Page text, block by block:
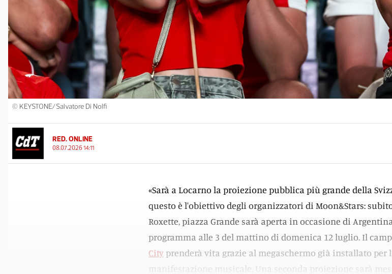
© KEYSTONE/Salvatore Di Nolfi
RED. ONLINE
08.07.2026 14:11
«Sarà a Locarno la proiezione pubblica più grande della
questo è l'obiettivo degli organizzatori di Moon&Stars:
Roxette, piazza Grande sarà aperta in occasione di
programma alle 3 del mattino di domenica 12 luglio. Il
City prenderà vita grazie al megaschermo già installato per
manifestazione musicale. Una seconda proiezione sarà